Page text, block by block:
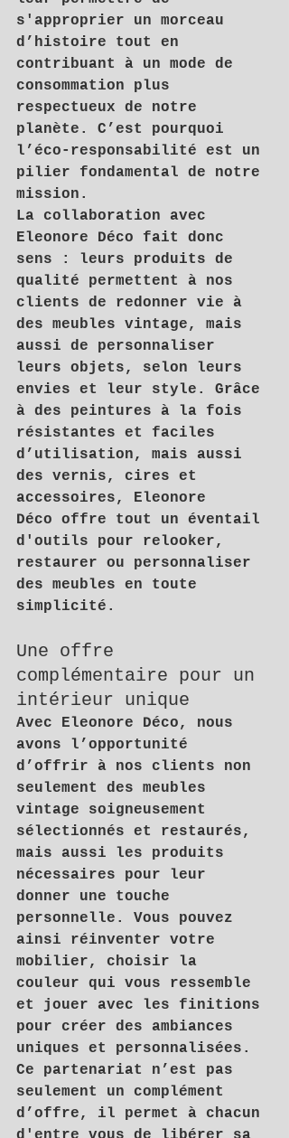
s'approprier un morceau
d’histoire tout en
contribuant à un mode de
consommation plus
respectueux de notre
planète. C’est pourquoi
l’éco-responsabilité est un
pilier fondamental de notre
mission.
La collaboration avec
Eleonore Déco fait donc
sens : leurs produits de
qualité permettent à nos
clients de redonner vie à
des meubles vintage, mais
aussi de personnaliser
leurs objets, selon leurs
envies et leur style. Grâce
à des peintures à la fois
résistantes et faciles
d’utilisation, mais aussi
des vernis, cires et
accessoires, Eleonore
Déco offre tout un éventail
d'outils pour relooker,
restaurer ou personnaliser
des meubles en toute
simplicité.
Une offre
complémentaire pour un
intérieur unique
Avec Eleonore Déco, nous
avons l’opportunité
d’offrir à nos clients non
seulement des meubles
vintage soigneusement
sélectionnés et restaurés,
mais aussi les produits
nécessaires pour leur
donner une touche
personnelle. Vous pouvez
ainsi réinventer votre
mobilier, choisir la
couleur qui vous ressemble
et jouer avec les finitions
pour créer des ambiances
uniques et personnalisées.
Ce partenariat n’est pas
seulement un complément
d’offre, il permet à chacun